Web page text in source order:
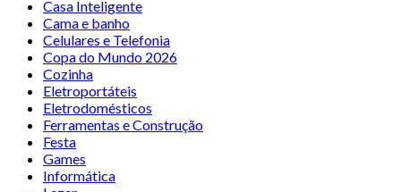
Casa Inteligente
Cama e banho
Celulares e Telefonia
Copa do Mundo 2026
Cozinha
Eletroportáteis
Eletrodomésticos
Ferramentas e Construção
Festa
Games
Informática